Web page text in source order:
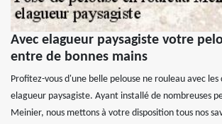
Avec elagueur paysagiste votre
entre de bonnes mains
Profitez-vous d'une belle pelouse ne rouleau avec
elagueur paysagiste. Ayant installé de nombreuses
Meinier, nous mettons à votre disposition tous nos